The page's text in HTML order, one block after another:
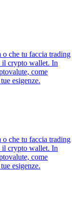
o che tu faccia trading
il crypto wallet. In
come
esigenze.
o che tu faccia trading
il crypto wallet. In
come
esigenze.